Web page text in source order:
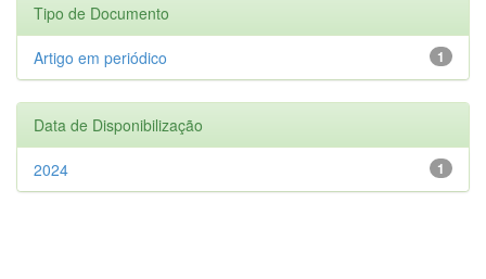
Tipo de Documento
1
Artigo em periódico
Data de Disponibilização
1
2024